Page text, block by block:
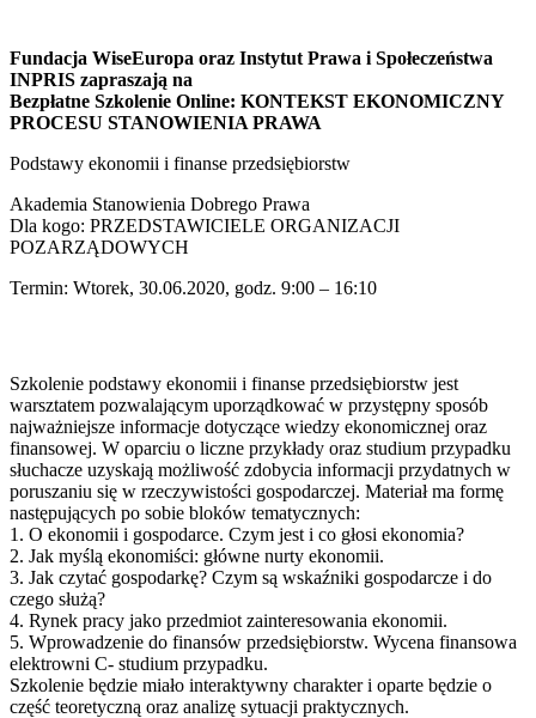
Fundacja WiseEuropa oraz Instytut Prawa i Społeczeństwa
INPRIS zapraszają na
Bezpłatne Szkolenie Online: KONTEKST EKONOMICZNY
PROCESU STANOWIENIA PRAWA
Podstawy ekonomii i finanse przedsiębiorstw
Akademia Stanowienia Dobrego Prawa
Dla kogo: PRZEDSTAWICIELE ORGANIZACJI
POZARZĄDOWYCH
Termin: Wtorek, 30.06.2020, godz. 9:00 – 16:10
Szkolenie podstawy ekonomii i finanse przedsiębiorstw jest
warsztatem pozwalającym uporządkować w przystępny sposób
najważniejsze informacje dotyczące wiedzy ekonomicznej oraz
finansowej. W oparciu o liczne przykłady oraz studium przypadku
słuchacze uzyskają możliwość zdobycia informacji przydatnych w
poruszaniu się w rzeczywistości gospodarczej. Materiał ma formę
następujących po sobie bloków tematycznych:
1. O ekonomii i gospodarce. Czym jest i co głosi ekonomia?
2. Jak myślą ekonomiści: główne nurty ekonomii.
3. Jak czytać gospodarkę? Czym są wskaźniki gospodarcze i do
czego służą?
4. Rynek pracy jako przedmiot zainteresowania ekonomii.
5. Wprowadzenie do finansów przedsiębiorstw. Wycena finansowa
elektrowni C- studium przypadku.
Szkolenie będzie miało interaktywny charakter i oparte będzie o
część teoretyczną oraz analizę sytuacji praktycznych.